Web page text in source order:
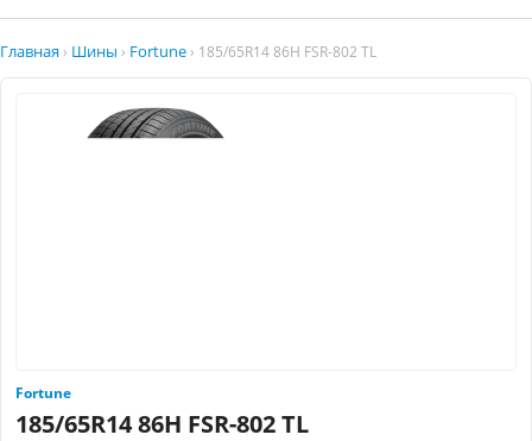
Главная › Шины › Fortune › 185/65R14 86H FSR-802 TL
Fortune
185/65R14 86H FSR-802 TL